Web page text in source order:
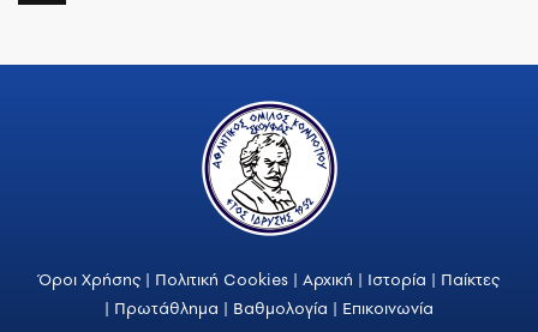
Όροι Χρήσης | Πολιτική Cookies | Αρχική | Ιστορία | Παίκτες
| Πρωτάθλημα | Βαθμολογία | Επικοινωνία